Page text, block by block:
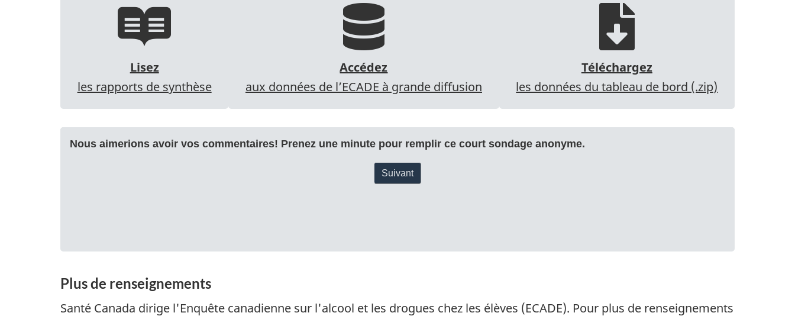
Lisez
les rapports de synthèse
Accédez
aux données de l’ECADE à grande diffusion
Téléchargez
les données du tableau de bord (.zip)
Plus de renseignements
Santé Canada dirige l'Enquête canadienne sur l'alcool et les drogues chez les élèves (ECADE). Pour plus de renseignements